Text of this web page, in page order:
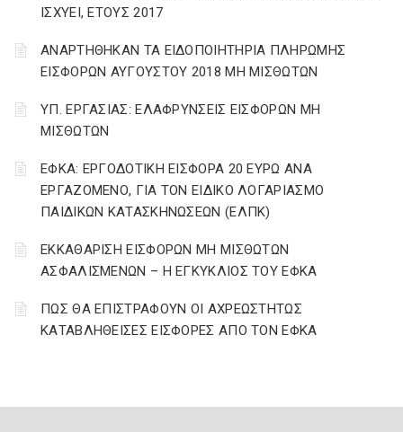
ΙΣΧΥΕΙ, ΕΤΟΥΣ 2017
ΑΝΑΡΤΗΘΗΚΑΝ ΤΑ ΕΙΔΟΠΟΙΗΤΗΡΙΑ ΠΛΗΡΩΜΗΣ
ΕΙΣΦΟΡΩΝ ΑΥΓΟΥΣΤΟΥ 2018 ΜΗ ΜΙΣΘΩΤΩΝ
ΥΠ. ΕΡΓΑΣΙΑΣ: ΕΛΑΦΡΥΝΣΕΙΣ ΕΙΣΦΟΡΩΝ ΜΗ
ΜΙΣΘΩΤΩΝ
ΕΦΚΑ: ΕΡΓΟΔΟΤΙΚΗ ΕΙΣΦΟΡΑ 20 ΕΥΡΩ ΑΝΑ
ΕΡΓΑΖΟΜΕΝΟ, ΓΙΑ ΤΟΝ ΕΙΔΙΚΟ ΛΟΓΑΡΙΑΣΜΟ
ΠΑΙΔΙΚΩΝ ΚΑΤΑΣΚΗΝΩΣΕΩΝ (ΕΛΠΚ)
ΕΚΚΑΘΑΡΙΣΗ ΕΙΣΦΟΡΩΝ ΜΗ ΜΙΣΘΩΤΩΝ
ΑΣΦΑΛΙΣΜΕΝΩΝ – Η ΕΓΚΥΚΛΙΟΣ ΤΟΥ ΕΦΚΑ
ΠΩΣ ΘΑ ΕΠΙΣΤΡΑΦΟΥΝ ΟΙ ΑΧΡΕΩΣΤΗΤΩΣ
ΚΑΤΑΒΛΗΘΕΙΣΕΣ ΕΙΣΦΟΡΕΣ ΑΠΟ ΤΟΝ ΕΦΚΑ